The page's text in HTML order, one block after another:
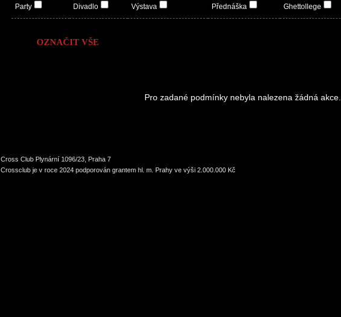
Party
Divadlo
Výstava
Přednáška
Ghettollege
OZNAČIT VŠE
Pro zadané podmínky nebyla nalezena žádná akce.
Cross Club Plynární 1096/23, Praha 7
Crossclub je v roce 2024 podporován grantem hl. m. Prahy ve výši 2.000.000 Kč